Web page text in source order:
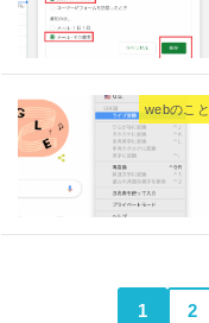
webのこと
1 2